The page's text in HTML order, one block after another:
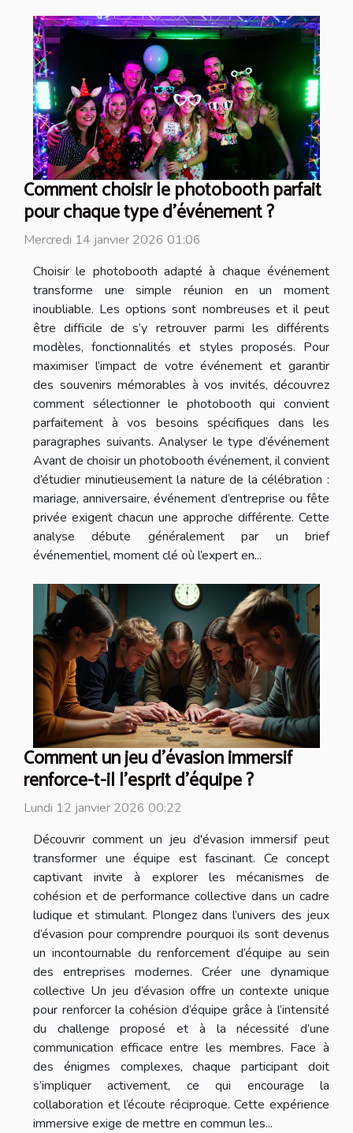
Comment choisir le photobooth parfait
pour chaque type d'événement ?
Mercredi 14 janvier 2026 01:06
Choisir le photobooth adapté à chaque événement
transforme une simple réunion en un moment
inoubliable. Les options sont nombreuses et il peut
être difficile de s’y retrouver parmi les différents
modèles, fonctionnalités et styles proposés. Pour
maximiser l’impact de votre événement et garantir
des souvenirs mémorables à vos invités, découvrez
comment sélectionner le photobooth qui convient
parfaitement à vos besoins spécifiques dans les
paragraphes suivants. Analyser le type d’événement
Avant de choisir un photobooth événement, il convient
d’étudier minutieusement la nature de la célébration :
mariage, anniversaire, événement d’entreprise ou fête
privée exigent chacun une approche différente. Cette
analyse débute généralement par un brief
événementiel, moment clé où l’expert en...
Comment un jeu d'évasion immersif
renforce-t-il l'esprit d'équipe ?
Lundi 12 janvier 2026 00:22
Découvrir comment un jeu d'évasion immersif peut
transformer une équipe est fascinant. Ce concept
captivant invite à explorer les mécanismes de
cohésion et de performance collective dans un cadre
ludique et stimulant. Plongez dans l’univers des jeux
d’évasion pour comprendre pourquoi ils sont devenus
un incontournable du renforcement d’équipe au sein
des entreprises modernes. Créer une dynamique
collective Un jeu d’évasion offre un contexte unique
pour renforcer la cohésion d’équipe grâce à l’intensité
du challenge proposé et à la nécessité d’une
communication efficace entre les membres. Face à
des énigmes complexes, chaque participant doit
s’impliquer activement, ce qui encourage la
collaboration et l’écoute réciproque. Cette expérience
immersive exige de mettre en commun les...